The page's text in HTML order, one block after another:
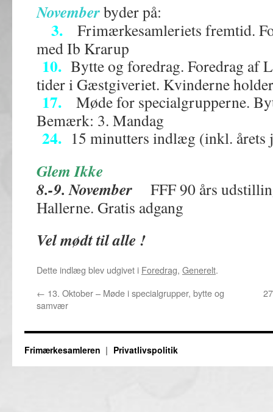
Novemberbyder på:
3. Frimærkesamleriets fremtid.
med Ib Krarup
10. Bytte og foredrag. Foredrag af
tider i Gæstgiveriet. Kvinderne
17. Møde for specialgrupperne.
Bemærk: 3. Mandag
24. 15 minutters indlæg (inkl.
Glem Ikke
8.-9. November FFF 90 års
Hallerne. Gratis adgang
Vel mødt til alle !
Dette indlæg blev udgivet i Foredrag, Generelt.
← 13. Oktober – Møde i specialgrupper, bytte og
samvær
Frimærkesamleren Privatlivspolitik